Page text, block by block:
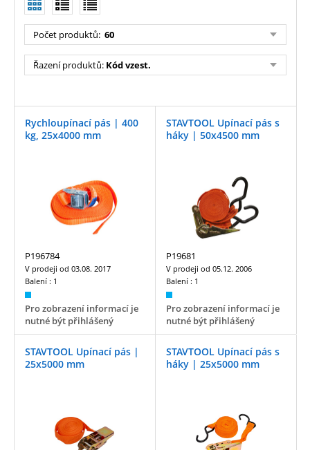
Počet produktů: 60
Řazení produktů: Kód vzest.
Rychloupínací pás | 400
kg, 25x4000 mm
P196784
V prodeji od 03.08. 2017
Balení : 1
Pro zobrazení informací je
nutné být přihlášený
STAVTOOL Upínací pás s
háky | 50x4500 mm
P19681
V prodeji od 05.12. 2006
Balení : 1
Pro zobrazení informací je
nutné být přihlášený
STAVTOOL Upínací pás |
25x5000 mm
STAVTOOL Upínací pás s
háky | 25x5000 mm